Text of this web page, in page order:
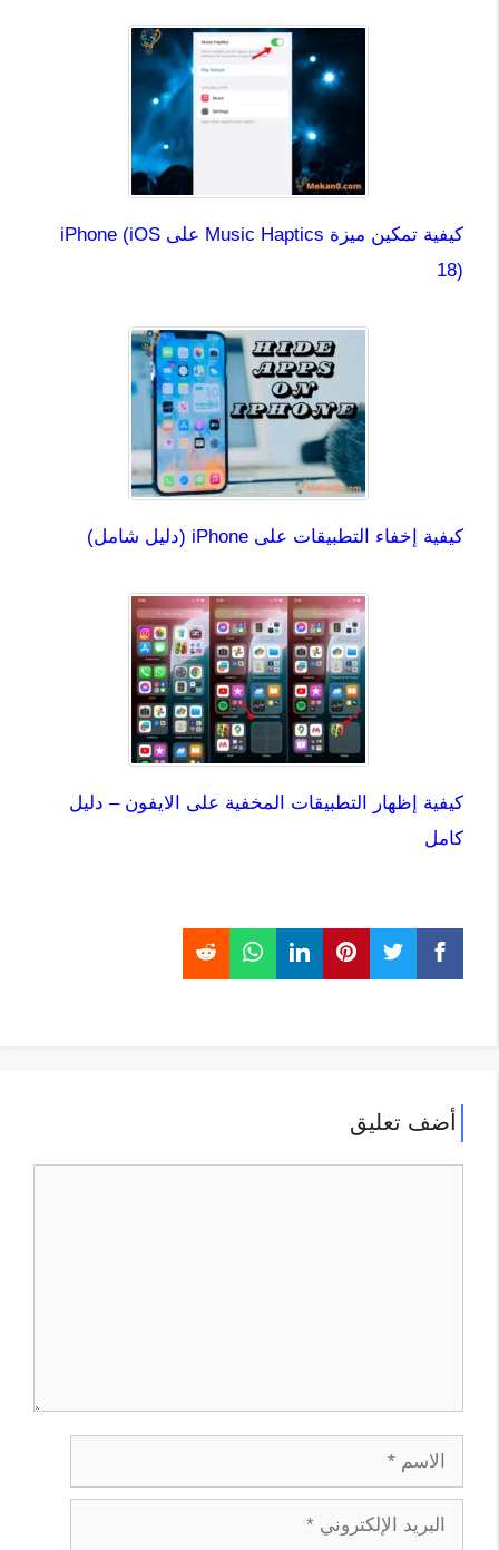
كيفية تمكين ميزة Music Haptics على iPhone (iOS
18)
كيفية إخفاء التطبيقات على iPhone (دليل شامل)
كيفية إظهار التطبيقات المخفية على الايفون – دليل
كامل
أضف تعليق
الاسم
البريد